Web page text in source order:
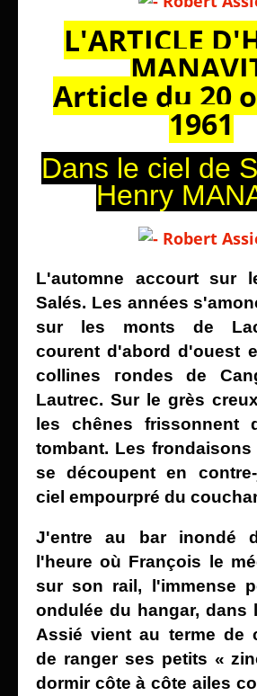
L'ARTICLE
Article du 20
1961
Dans le ciel de
Henry
L'automne accourt sur
Salés. Les années
sur les monts de
courent d'abord d'ouest
collines гоndes de
Lautrec. Sur le grès
les chênes frissonnent
tombant. Les frondaisons
se découpent en
ciel empourpré du
J'entre au bar inondé
l'heure où François le
sur son rail, l'immense
ondulée du hangar, dans
Assié vient au terme de
de ranger ses petits «
dormir côte à côte ailes